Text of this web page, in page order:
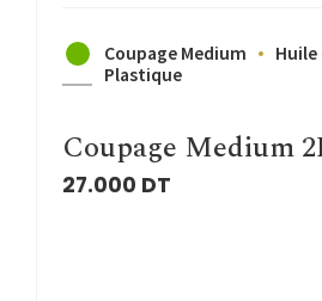
Coupage Medium
Plastique
Coupage Medium
27.000 DT